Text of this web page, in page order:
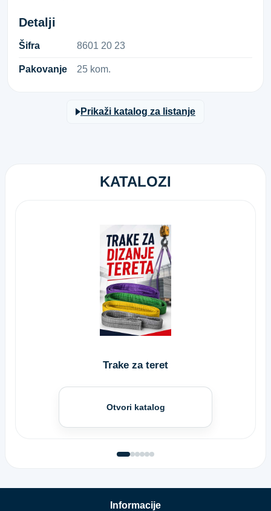
Detalji
Šifra 8​6​0​1​ ​2​0​ ​2​3​
Pakovanje 25 kom.
Prikaži katalog za listanje
KATALOZI
Trake za teret
Otvori katalog
Informacije